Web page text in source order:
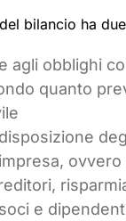
bilancio ha
agli obblighi
quanto
ovvero
e